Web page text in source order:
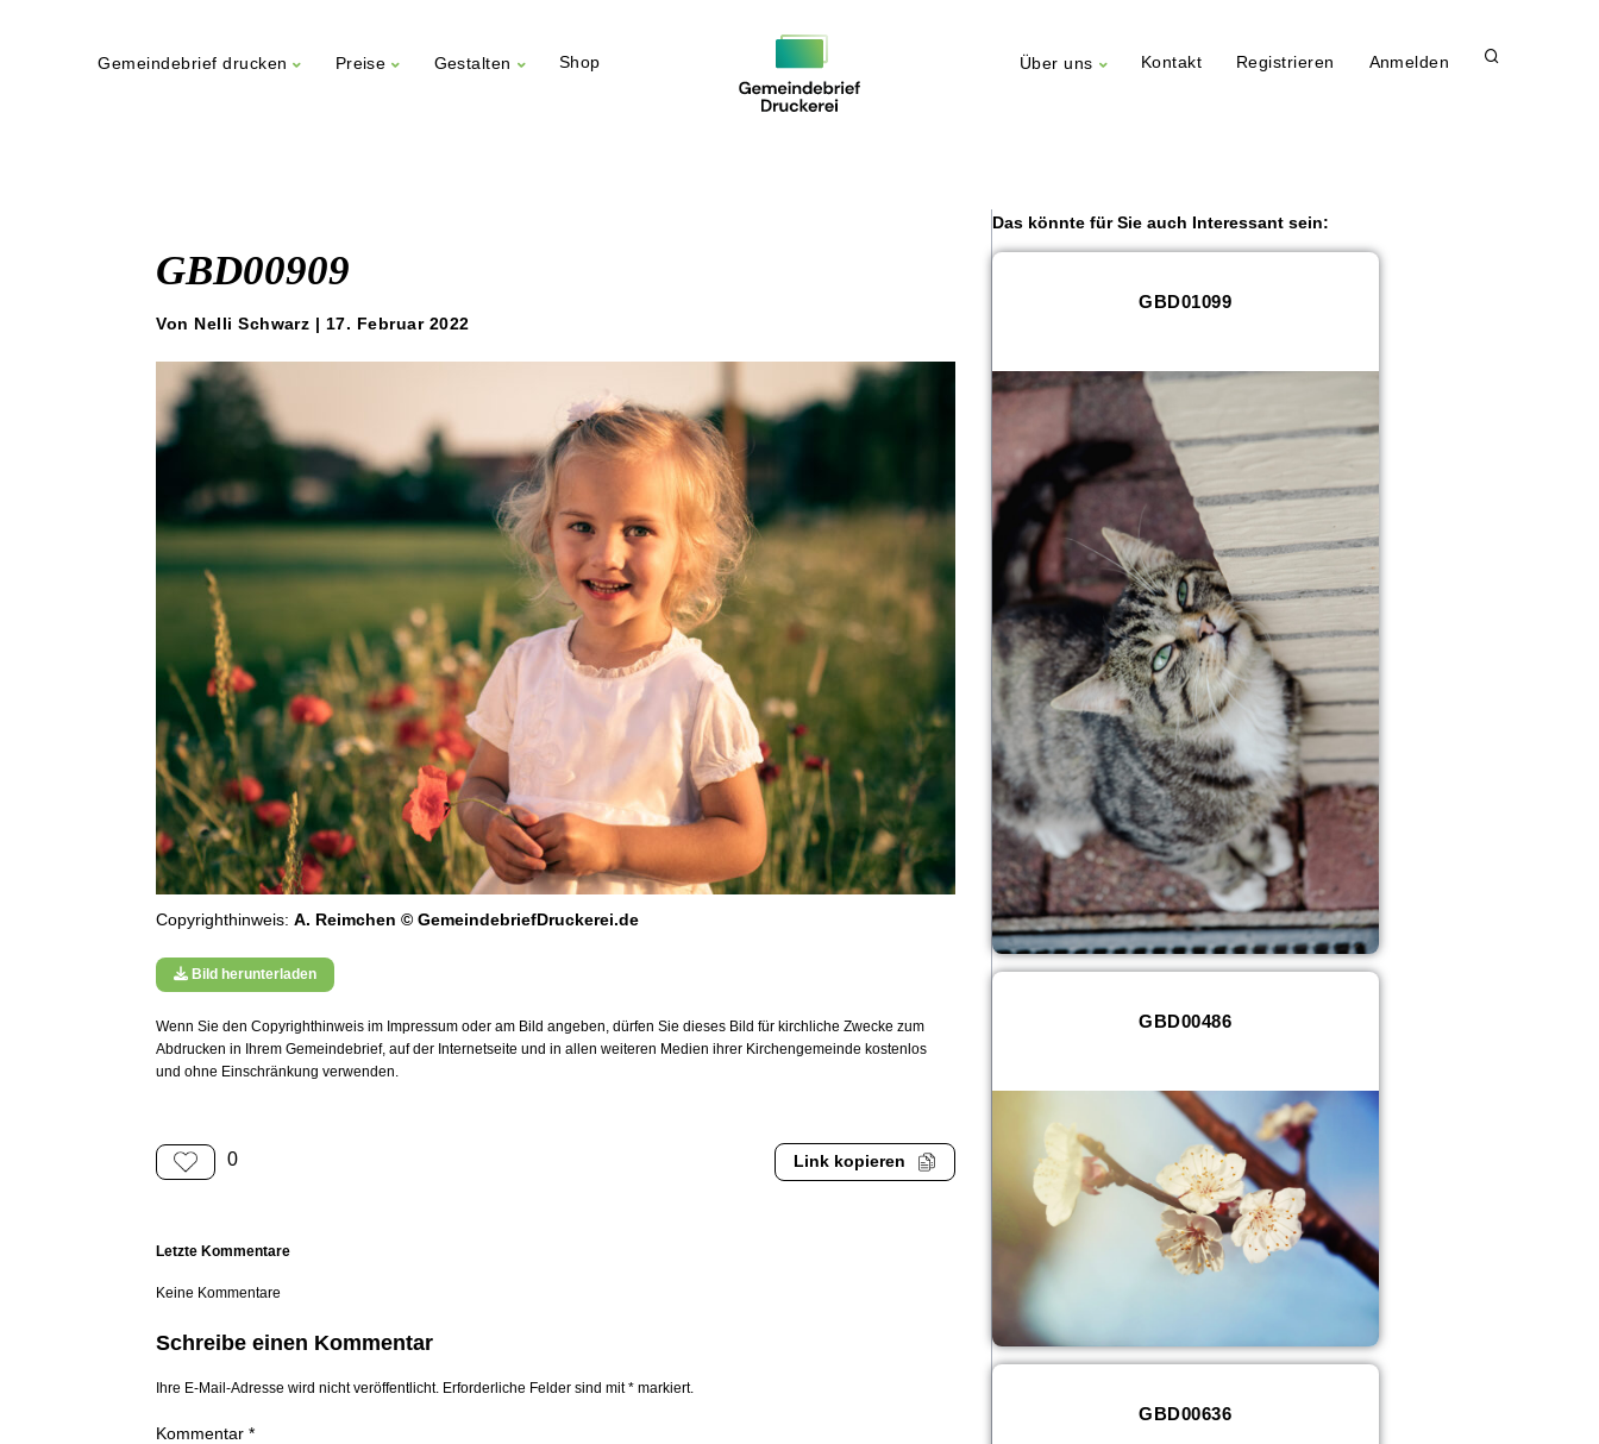
Gemeindebrief drucken Preise Gestalten Shop Über uns Kontakt Registrieren Anmelden
GBD00909
Von Nelli Schwarz | 17. Februar 2022
Copyrighthinweis:A. Reimchen © GemeindebriefDruckerei.de
Bild herunterladen
Wenn Sie den Copyrighthinweis im Impressum oder am Bild angeben, dürfen Sie dieses Bild für kirchliche Zwecke zum
Abdrucken in Ihrem Gemeindebrief, auf der Internetseite und in allen weiteren Medien ihrer Kirchengemeinde kostenlos
und ohne Einschränkung verwenden.
0 Link kopieren
Letzte Kommentare
Keine Kommentare
Schreibe einen Kommentar
Ihre E-Mail-Adresse wird nicht veröffentlicht. Erforderliche Felder sind mit * markiert.
Kommentar *
Das könnte für Sie auch Interessant sein:
GBD01099
GBD00486
GBD00636